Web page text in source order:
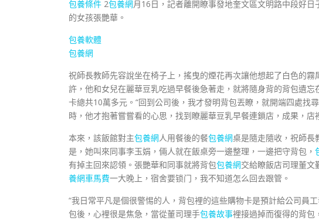
包養條件 2包養網月16日，記者離開瞭事發地奎文區文明路中段好
的女孩張艷華。
包養軟體
包養網
祝師長教師先容說坐在椅子上，搖曳的煙花再次讓他想起了白色的霧
許，他和女兒在麗華豆乳吃過早餐後急著走，就將隨身背的背包遺
卡總共10萬多元。“回到公司後，我才發明背包丟瞭，就開端四處找
時，他才抱著嘗嘗看的心思，找到瞭麗華豆乳早餐連鎖店，成果，店
本來，該飯館對主包養網人用餐後的餐包養網桌是隨走隨收，祝師長
是，她叫來同事李玉娟，倆人就在飯桌旁一邊整理，一邊把守背包，
有掉主回來認領。張艷華和同事就將背包包養網交給瞭飯店司理董文
養網車馬費一大晚上，宿舍要锁门，我不知道怎么回去跟管。
“我日常平凡是個很警惕的人，背包裡的這些購物卡是預計給公司員
包後，心裡很是焦急，當從董司理手包養故事裡接過掉而復得的背包